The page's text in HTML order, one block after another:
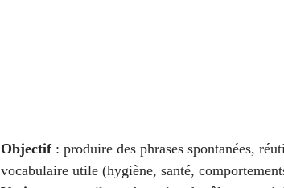
Objectif : produire des phrases spontanées,
vocabulaire utile (hygiène, santé,